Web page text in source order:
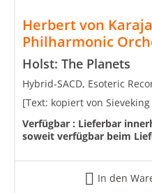
Herbert von
Philharmonic
Holst: The Planets
Hybrid-SACD, Esoteric
[Text: kopiert von
Verfügbar : Lieferbar
soweit verfügbar beim
In den